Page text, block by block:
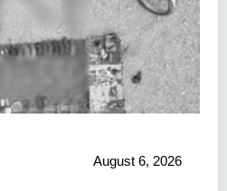
August 6, 2026